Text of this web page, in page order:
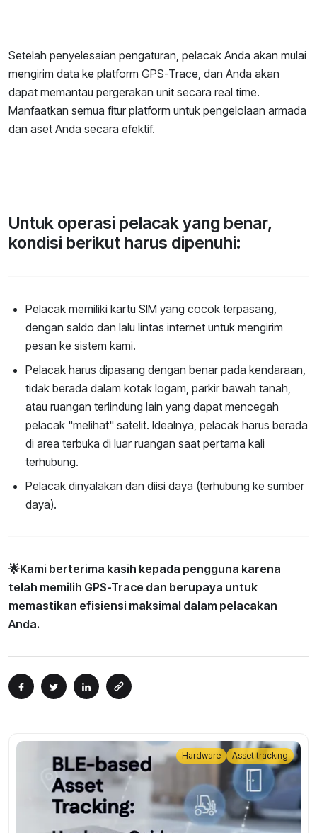
Setelah penyelesaian pengaturan, pelacak Anda akan mulai
mengirim data ke platform GPS-Trace, dan Anda akan
dapat memantau pergerakan unit secara real time.
Manfaatkan semua fitur platform untuk pengelolaan armada
dan aset Anda secara efektif.
Untuk operasi pelacak yang benar,
kondisi berikut harus dipenuhi:
Pelacak memiliki kartu SIM yang cocok terpasang,
dengan saldo dan lalu lintas internet untuk mengirim
pesan ke sistem kami.
Pelacak harus dipasang dengan benar pada kendaraan,
tidak berada dalam kotak logam, parkir bawah tanah,
atau ruangan terlindung lain yang dapat mencegah
pelacak "melihat" satelit. Idealnya, pelacak harus berada
di area terbuka di luar ruangan saat pertama kali
terhubung.
Pelacak dinyalakan dan diisi daya (terhubung ke sumber
daya).
🌟Kami berterima kasih kepada pengguna karena
telah memilih GPS-Trace dan berupaya untuk
memastikan efisiensi maksimal dalam pelacakan
Anda.
Hardware Asset tracking